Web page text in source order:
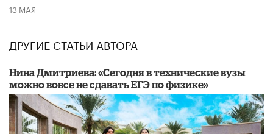
13 МАЯ
ДРУГИЕ СТАТЬИ АВТОРА
Нина Дмитриева: «Сегодня в технические вузы
можно вовсе не сдавать ЕГЭ по физике»